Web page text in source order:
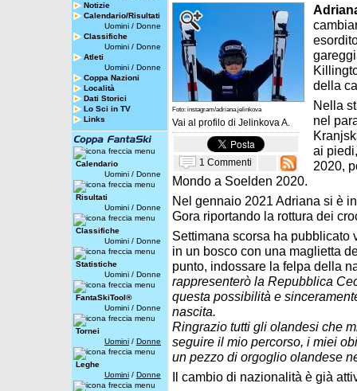
Notizie
Calendario/Risultati
Uomini / Donne
Classifiche
Uomini / Donne
Atleti
Uomini / Donne
Coppa Nazioni
Località
Dati Storici
Lo Sci in TV
Links
Calendario
Uomini / Donne
Risultati
Uomini / Donne
Classifiche
Uomini / Donne
Statistiche
Uomini / Donne
FantaSkiTool®
Uomini / Donne
Tornei
Uomini / Donne
Leghe
Uomini / Donne
Foto: instagram/adriana.jelinkova
Vai al profilo di Jelinkova A.
1 Commenti
della
Nella
nel
ai
2020,
Mondo a Soelden 2020.
Nel gennaio 2021 Adriana si è
Gora riportando la rottura dei
Settimana scorsa ha pubblicato
in un bosco con una maglietta
punto, indossare la felpa della
rappresenterò la Repubblica
questa possibilità e
nascita.
Ringrazio tutti gli olandesi che
seguire il mio percorso, i miei
un pezzo di orgoglio olandese
Il cambio di nazionalità è già